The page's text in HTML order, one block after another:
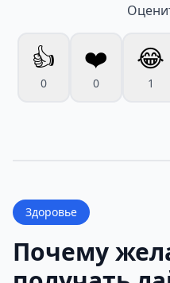
👍
0
❤️
0
😂
1
Здоровье
Почему